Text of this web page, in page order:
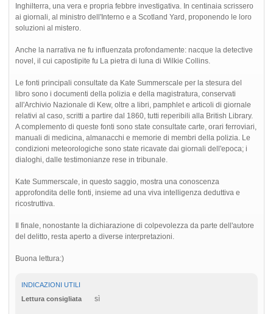
Inghilterra, una vera e propria febbre investigativa. In centinaia scrissero
ai giornali, al ministro dell'Interno e a Scotland Yard, proponendo le loro
soluzioni al mistero.
Anche la narrativa ne fu influenzata profondamente: nacque la detective
novel, il cui capostipite fu La pietra di luna di Wilkie Collins.
Le fonti principali consultate da Kate Summerscale per la stesura del
libro sono i documenti della polizia e della magistratura, conservati
all'Archivio Nazionale di Kew, oltre a libri, pamphlet e articoli di giornale
relativi al caso, scritti a partire dal 1860, tutti reperibili alla British Library.
A complemento di queste fonti sono state consultate carte, orari ferroviari,
manuali di medicina, almanacchi e memorie di membri della polizia. Le
condizioni meteorologiche sono state ricavate dai giornali dell'epoca; i
dialoghi, dalle testimonianze rese in tribunale.
Kate Summerscale, in questo saggio, mostra una conoscenza
approfondita delle fonti, insieme ad una viva intelligenza deduttiva e
ricostruttiva.
Il finale, nonostante la dichiarazione di colpevolezza da parte dell'autore
del delitto, resta aperto a diverse interpretazioni.
Buona lettura:)
INDICAZIONI UTILI
Lettura consigliata
sì